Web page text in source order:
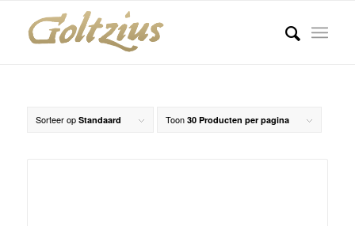
Sorteer op Standaard Toon 30 Producten per pagina